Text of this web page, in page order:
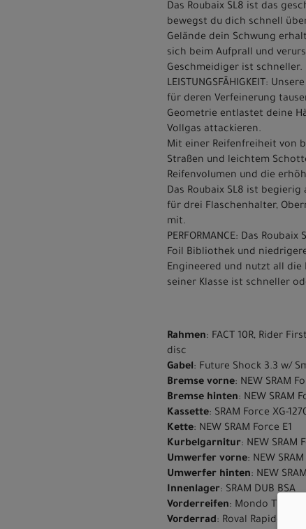
Das Roubaix SL8 ist das
bewegst du dich schnell
Gelände dein Schwung
sich beim Aufprall und
Geschmeidiger ist schneller.
LEISTUNGSFÄHIGKEIT:
für deren Verfeinerung
Geometrie entlastet deine
Vollgas attackieren.
Mit einer Reifenfreiheit von
Straßen und leichtem
Reifenvolumen und die
Das Roubaix SL8 ist
für drei Flaschenhalter,
mit.
PERFORMANCE: Das
Foil Bibliothek und
Engineered und nutzt all die
seiner Klasse ist schneller
Rahmen: FACT 10R, Rider
disc
Gabel: Future Shock 3.3 w/
Bremse vorne: NEW SRAM
Bremse hinten: NEW SRAM
Kassette: SRAM Force XG-
Kette: NEW SRAM Force E1
Kurbelgarnitur: NEW SRAM
Umwerfer vorne: NEW
Umwerfer hinten: NEW
Innenlager: SRAM DUB BSA
Vorderreifen: Mondo TLR
Vorderrad: Roval Rapide